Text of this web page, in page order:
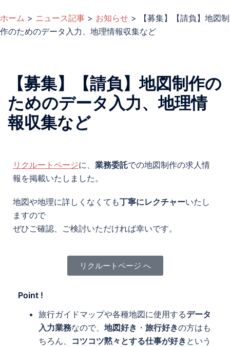
ホーム > ニュース記事 > お知らせ >
【募集】【請負】地図制
作のためのデータ入力、地理情報収集など
【募集】【請負】地図制作の
ためのデータ入力、地理情
報収集など
リクルートページに、 業務委託での地図制作の求人情
報を掲載いたしました。
地図や地理に詳しくなくても丁寧にレクチャーいたし
ますので
ぜひご確認、ご検討いただければ幸いです。
リクルートページ へ
Point !
旅行ガイドマップや各種地図に使用するデータ
入力業務なので、 地図好き ・ 旅行好きの方はも
ちろん、 コツコツ黙々とする仕事が好き という